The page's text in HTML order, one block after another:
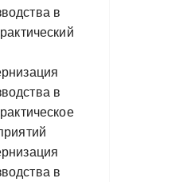
в
в
в